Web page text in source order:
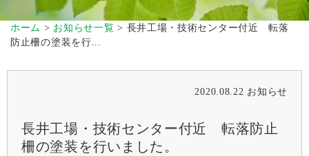
ホーム > お知らせ一覧 > 長井工場・技術センター付近 転落
防止柵の塗装を行...
2020.08.22 お知らせ
長井工場・技術センター付近 転落防止
柵の塗装を行いました。